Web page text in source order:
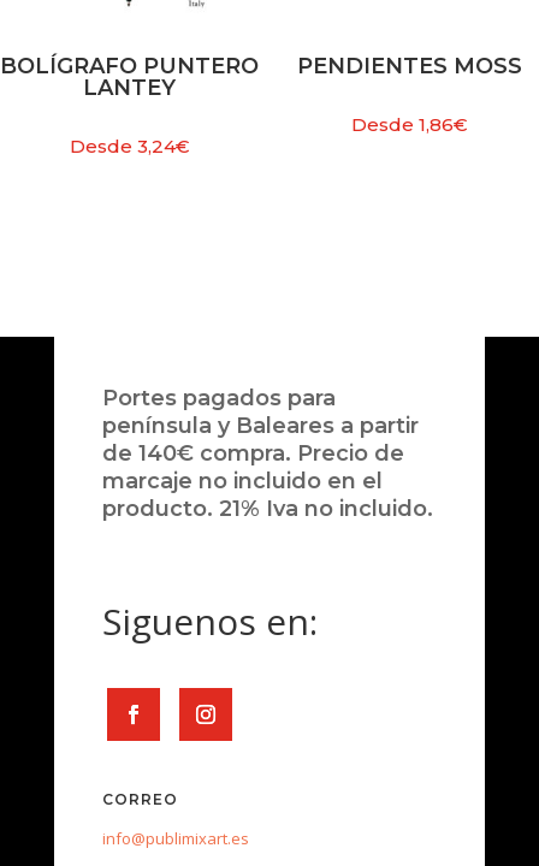
BOLÍGRAFO PUNTERO
LANTEY
Desde 3,24€
PENDIENTES MOSS
Desde 1,86€
Portes pagados para
península y Baleares a partir
de 140€ compra. Precio de
marcaje no incluido en el
producto. 21% Iva no incluido.
Siguenos en:
CORREO
info@publimixart.es